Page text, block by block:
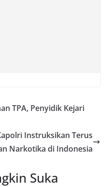
TPA, Penyidik Kejari
Instruksikan Terus
Narkotika di Indonesia
Suka